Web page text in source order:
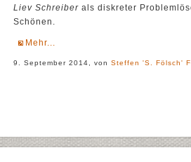
Liev Schreiber als diskreter
Schönen.
Mehr...
9. September 2014, von Steffen 'S. Fölsch'